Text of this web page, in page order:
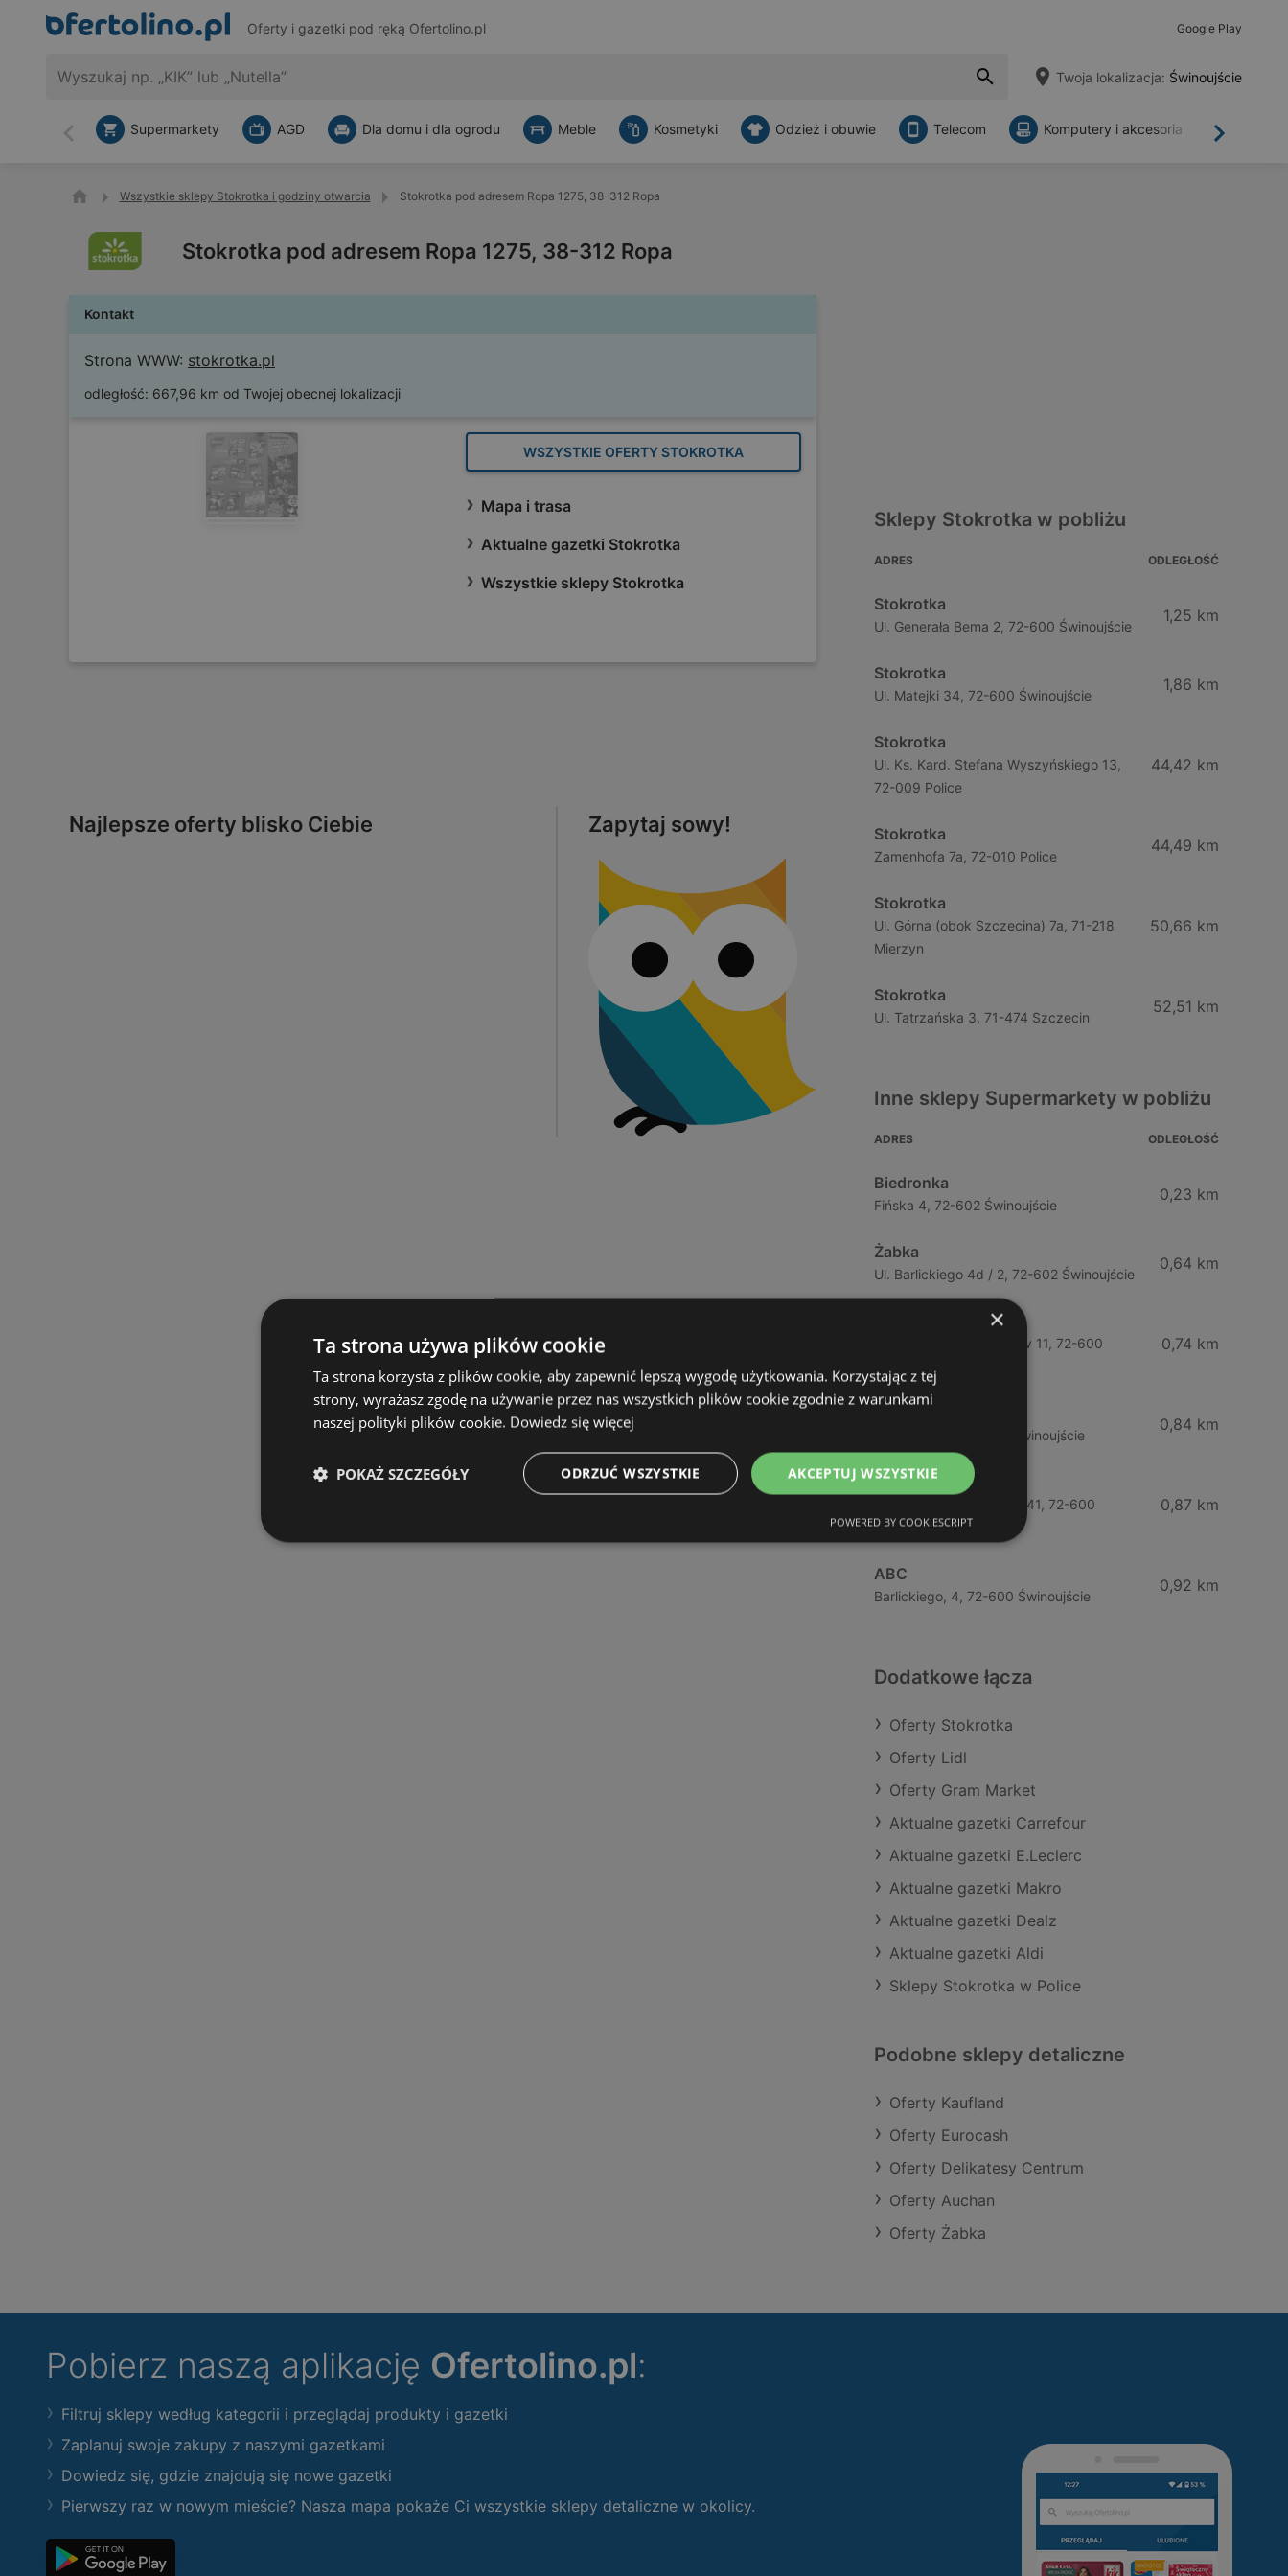
Oferty i gazetki pod ręką Ofertolino.pl Google Play
Twoja lokalizacja: Świnoujście
Wstecz Dalej
Supermarkety AGD Dla domu i dla ogrodu Meble Kosmetyki Odzież i obuwie Telecom Komputery i akcesoria
Wszystkie sklepy Stokrotka i godziny otwarcia Stokrotka pod adresem Ropa 1275, 38-312 Ropa
Stokrotka pod adresem Ropa 1275, 38-312 Ropa
Kontakt
Strona WWW: stokrotka.pl
odległość: 667,96 km od Twojej obecnej lokalizacji
WSZYSTKIE OFERTY STOKROTKA
Mapa i trasa
Aktualne gazetki Stokrotka
Wszystkie sklepy Stokrotka
Najlepsze oferty blisko Ciebie Zapytaj sowy!
Sklepy Stokrotka w pobliżu
ADRES ODLEGŁOŚĆ
Stokrotka
Ul. Generała Bema 2, 72-600 Świnoujście
1,25 km
Stokrotka
Ul. Matejki 34, 72-600 Świnoujście
1,86 km
Stokrotka
Ul. Ks. Kard. Stefana Wyszyńskiego 13,
72-009 Police
44,42 km
Stokrotka
Zamenhofa 7a, 72-010 Police
44,49 km
Stokrotka
Ul. Górna (obok Szczecina) 7a, 71-218
Mierzyn
50,66 km
Stokrotka
Ul. Tatrzańska 3, 71-474 Szczecin
52,51 km
Inne sklepy Supermarkety w pobliżu
ADRES ODLEGŁOŚĆ
Biedronka
Fińska 4, 72-602 Świnoujście
0,23 km
Żabka
Ul. Barlickiego 4d / 2, 72-602 Świnoujście
0,64 km
Wybrzeze Władysława Iv 11, 72-600
0,74 km
Chrobrego 9, 72-600 Świnoujście
0,84 km
Lidl
Ul. Bohaterów Września 41, 72-600
Świnoujście
0,87 km
ABC
Barlickiego, 4, 72-600 Świnoujście
0,92 km
Dodatkowe łącza
Oferty Stokrotka
Oferty Lidl
Oferty Gram Market
Aktualne gazetki Carrefour
Aktualne gazetki E.Leclerc
Aktualne gazetki Makro
Aktualne gazetki Dealz
Aktualne gazetki Aldi
Sklepy Stokrotka w Police
Podobne sklepy detaliczne
Oferty Kaufland
Oferty Eurocash
Oferty Delikatesy Centrum
Oferty Auchan
Oferty Żabka
Pobierz naszą aplikację Ofertolino.pl:
Filtruj sklepy według kategorii i przeglądaj produkty i gazetki
Zaplanuj swoje zakupy z naszymi gazetkami
Dowiedz się, gdzie znajdują się nowe gazetki
Pierwszy raz w nowym mieście? Nasza mapa pokaże Ci wszystkie sklepy detaliczne w okolicy.
×
Ta strona używa plików cookie
Ta strona korzysta z plików cookie, aby zapewnić lepszą wygodę użytkowania. Korzystając z tej
strony, wyrażasz zgodę na używanie przez nas wszystkich plików cookie zgodnie z warunkami
naszej polityki plików cookie. Dowiedz się więcej
AKCEPTUJ WSZYSTKIE
ODRZUĆ WSZYSTKIE
POKAŻ SZCZEGÓŁY
POWERED BY COOKIESCRIPT